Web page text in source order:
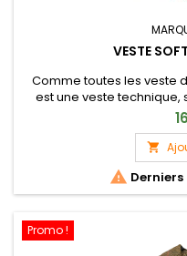
VESTE
Comme toutes les veste
est une veste
coupe-vent et
chaude vous couvrira


Promo !